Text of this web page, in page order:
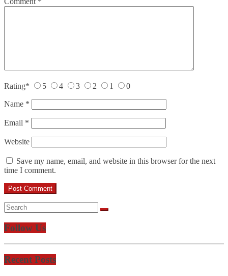
Rating* 5 4 3 2 1 0
Name *
Email *
Website
Save my name, email, and website in this browser for the next
time I comment.
Follow Us
Recent Posts